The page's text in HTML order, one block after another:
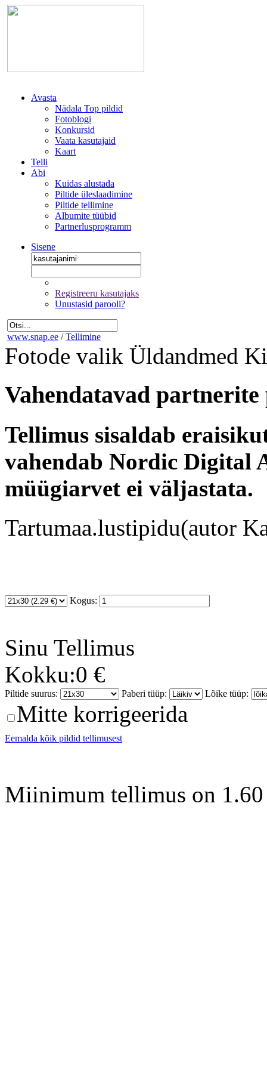
Avasta
Nädala Top pildid
Fotoblogi
Konkursid
Vaata kasutajaid
Kaart
Telli
Abi
Kuidas alustada
Piltide üleslaadimine
Piltide tellimine
Albumite tüübid
Partnerlusprogramm
Sisene
Registreeru kasutajaks
Unustasid parooli?
www.snap.ee / Tellimine
Fotode valik Üldandmed
Vahendatavad
Tellimus sisaldab
vahendab Nordic Digital
müügiarvet ei väljastata.
Tartumaa.lustipidu(autor
Kogus:
Sinu Tellimus
Kokku:0 €
Piltide suurus: Paberi tüüp: Lõike tüüp:
Mitte korrigeerida
Eemalda kõik pildid tellimusest
Miinimum tellimus on